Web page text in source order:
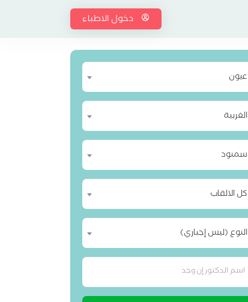
دخول الاطباء
عيون
الغربية
سمنود
كل الالقاب
النوع (ليس إجباري)